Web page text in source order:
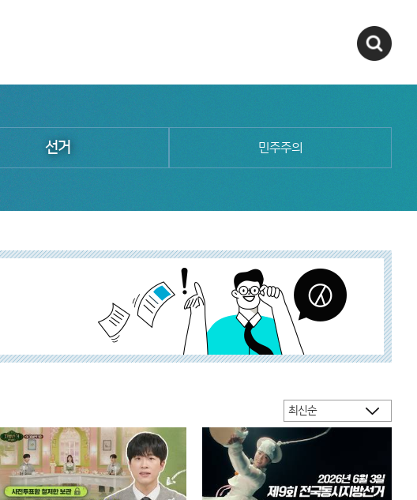
선거 민주주의